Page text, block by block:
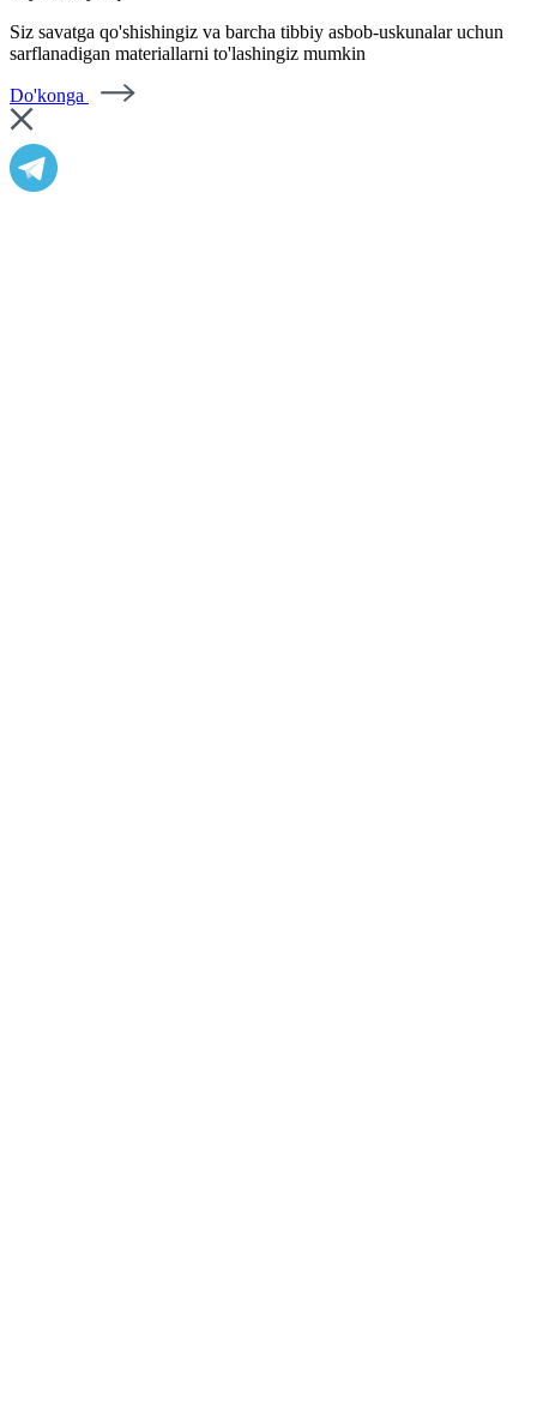
Siz savatga qo'shishingiz va barcha tibbiy asbob-uskunalar uchun
sarflanadigan materiallarni to'lashingiz mumkin
Do'konga